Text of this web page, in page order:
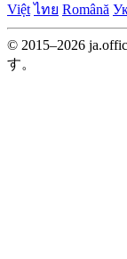
Việt ไทย Română
© 2015–2026
す。